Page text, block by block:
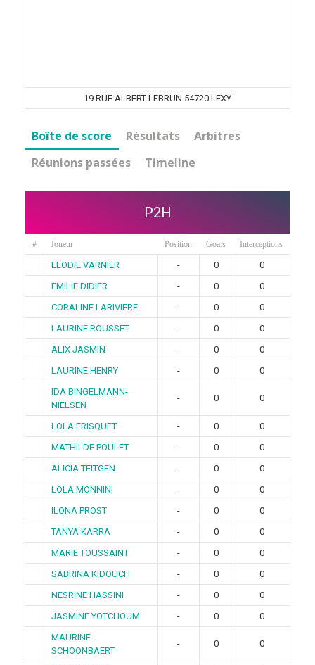
19 RUE ALBERT LEBRUN 54720 LEXY
Boîte de score Résultats
Arbitres
Réunions passées
Timeline
P2H
# Joueur Position Goals Interceptions
ELODIE VARNIER - 0
0
EMILIE DIDIER
- 0
0
CORALINE LARIVIERE
- 0
0
LAURINE ROUSSET
- 0
0
ALIX JASMIN
- 0
0
LAURINE HENRY
- 0
0
IDA BINGELMANN-
NIELSEN
- 0 0
LOLA FRISQUET - 0
0
MATHILDE POULET
- 0
0
ALICIA TEITGEN
- 0
0
LOLA MONNINI
- 0
0
ILONA PROST
- 0
0
TANYA KARRA
- 0
0
MARIE TOUSSAINT
- 0
0
SABRINA KIDOUCH
- 0
0
NESRINE HASSINI
- 0
0
JASMINE YOTCHOUM
- 0
0
MAURINE
SCHOONBAERT
- 0 0